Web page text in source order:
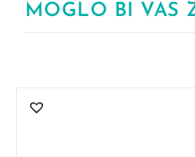
MOGLO BI VAS